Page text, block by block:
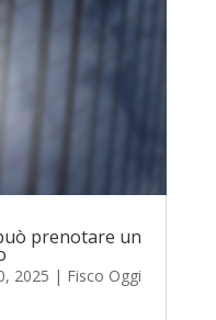
prenotare un
2025 | Fisco Oggi